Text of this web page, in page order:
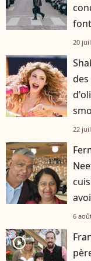
20
22
6
player2